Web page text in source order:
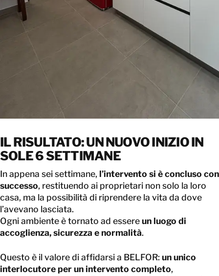
IL RISULTATO: UN NUOVO INIZIO IN
SOLE 6 SETTIMANE
In appena sei settimane, l’intervento si è concluso con
successo, restituendo ai proprietari non solo la loro
casa, ma la possibilità di riprendere la vita da dove
l’avevano lasciata.
Ogni ambiente è tornato ad essereun luogo di
accoglienza, sicurezza e normalità.
Questo è il valore di affidarsi a BELFOR: un unico
interlocutore per un intervento completo,